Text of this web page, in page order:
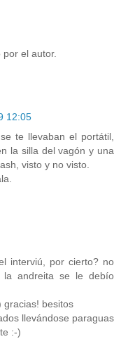
el autor.
12:05
te llevaban el portátil,
la silla del vagón y una
visto y no visto.
interviú, por cierto? no
andreita se le debío
gracias! besitos
llevándose paraguas
:-)